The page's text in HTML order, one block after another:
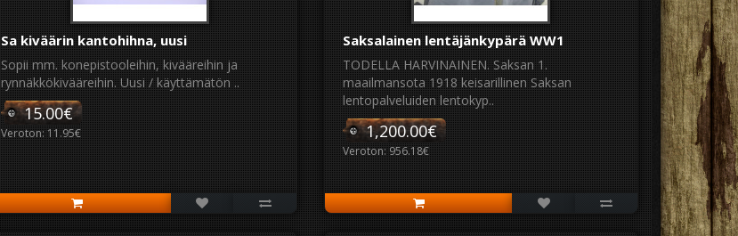
Sa kiväärin kantohihna, uusi
Sopii mm. konepistooleihin, kivääreihin ja
rynnäkkökivääreihin. Uusi / käyttämätön ..
15.00€
Veroton: 11.95€
Saksalainen lentäjänkypärä WW1
TODELLA HARVINAINEN. Saksan 1.
maailmansota 1918 keisarillinen Saksan
lentopalveluiden lentokyp..
1,200.00€
Veroton: 956.18€